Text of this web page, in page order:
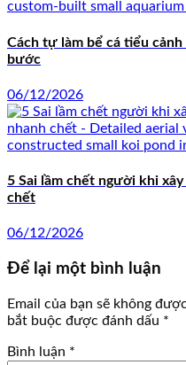
Cách tự làm bể cá tiểu
bước
06/12/2026
5 Sai lầm chết người khi
chết
06/12/2026
Để lại một bình luận
Email của bạn sẽ không
bắt buộc được đánh dấu *
Bình luận *